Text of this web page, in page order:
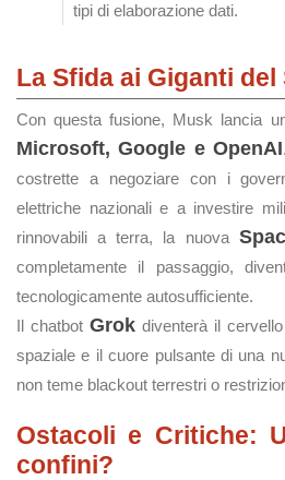
tipi di elaborazione dati.
La Sfida ai Giganti del
Con questa fusione, Musk lancia
Microsoft, Google e OpenAI
costrette a negoziare con i
elettriche nazionali e a investire
rinnovabili a terra, la nuova
completamente il passaggio,
tecnologicamente autosufficiente.
Il chatbot Grokdiventerà il
spaziale e il cuore pulsante di una
non teme blackout terrestri o
Ostacoli e Critiche:
confini?